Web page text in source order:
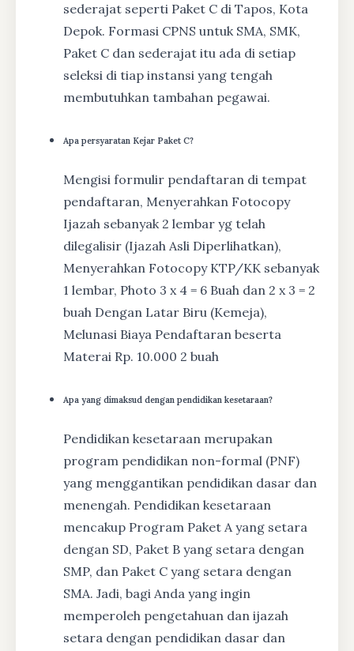
sederajat seperti Paket C di Tapos, Kota
Depok. Formasi CPNS untuk SMA, SMK,
Paket C dan sederajat itu ada di setiap
seleksi di tiap instansi yang tengah
membutuhkan tambahan pegawai.
Apa persyaratan Kejar Paket C?
Mengisi formulir pendaftaran di tempat
pendaftaran, Menyerahkan Fotocopy
Ijazah sebanyak 2 lembar yg telah
dilegalisir (Ijazah Asli Diperlihatkan),
Menyerahkan Fotocopy KTP/KK sebanyak
1 lembar, Photo 3 x 4 = 6 Buah dan 2 x 3 = 2
buah Dengan Latar Biru (Kemeja),
Melunasi Biaya Pendaftaran beserta
Materai Rp. 10.000 2 buah
Apa yang dimaksud dengan pendidikan kesetaraan?
Pendidikan kesetaraan merupakan
program pendidikan non-formal (PNF)
yang menggantikan pendidikan dasar dan
menengah. Pendidikan kesetaraan
mencakup Program Paket A yang setara
dengan SD, Paket B yang setara dengan
SMP, dan Paket C yang setara dengan
SMA. Jadi, bagi Anda yang ingin
memperoleh pengetahuan dan ijazah
setara dengan pendidikan dasar dan